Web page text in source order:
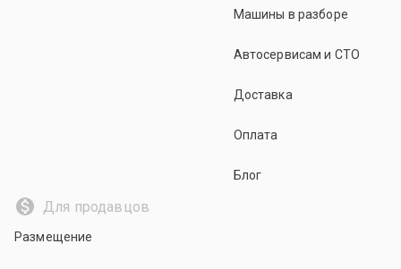
Машины в разборе
Автосервисам и СТО
Доставка
Оплата
Блог
Для продавцов
Размещение